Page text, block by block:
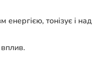
енергією, тонізує і